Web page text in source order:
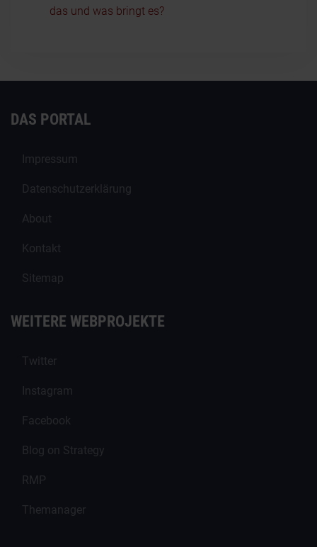
das und was bringt es?
DAS PORTAL
Impressum
Datenschutzerklärung
About
Kontakt
Sitemap
WEITERE WEBPROJEKTE
Twitter
Instagram
Facebook
Blog on Strategy
RMP
Themanager